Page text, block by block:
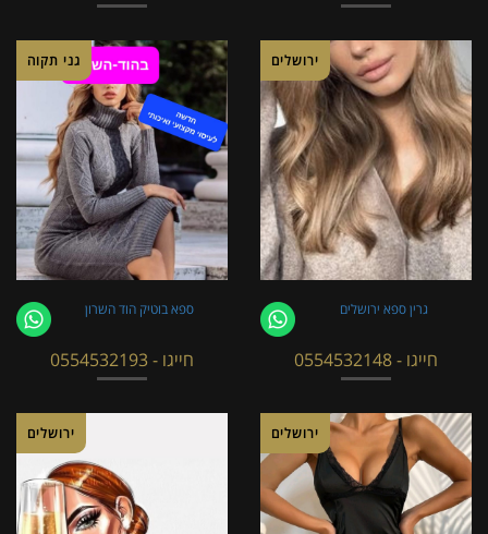
גני תקוה
ספא בוטיק הוד השרון
חייגו - 0554532193
ירושלים
גרין ספא ירושלים
חייגו - 0554532148
ירושלים ירושלים